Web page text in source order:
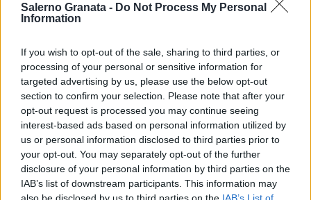
Salerno Granata - Do Not Process My Personal
Information
If you wish to opt-out of the sale, sharing to third parties, or
processing of your personal or sensitive information for
targeted advertising by us, please use the below opt-out
section to confirm your selection. Please note that after your
opt-out request is processed you may continue seeing
interest-based ads based on personal information utilized by
us or personal information disclosed to third parties prior to
your opt-out. You may separately opt-out of the further
disclosure of your personal information by third parties on the
IAB’s list of downstream participants. This information may